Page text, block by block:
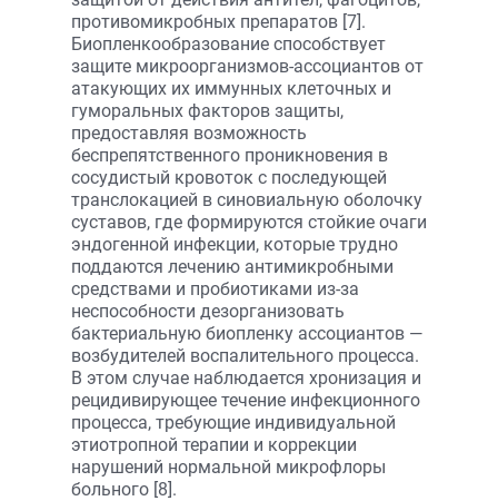
противомикробных препаратов [7].
Биопленкообразование способствует
защите микроорганизмов-ассоциантов от
атакующих их иммунных клеточных и
гуморальных факторов защиты,
предоставляя возможность
беспрепятственного проникновения в
сосудистый кровоток с последующей
транслокацией в синовиальную оболочку
суставов, где формируются стойкие очаги
эндогенной инфекции, которые трудно
поддаются лечению антимикробными
средствами и пробиотиками из-за
неспособности дезорганизовать
бактериальную биопленку ассоциантов —
возбудителей воспалительного процесса.
В этом случае наблюдается хронизация и
рецидивирующее течение инфекционного
процесса, требующие индивидуальной
этиотропной терапии и коррекции
нарушений нормальной микрофлоры
больного [8].